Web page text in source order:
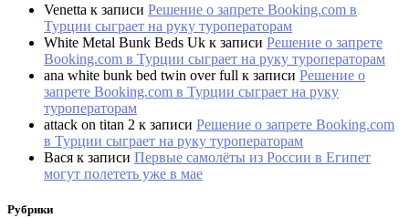
Venetta к записи Решение о запрете Booking.com в
Турции сыграет на руку туроператорам
White Metal Bunk Beds Uk к записи Решение о запрете
Booking.com в Турции сыграет на руку туроператорам
ana white bunk bed twin over full к записи Решение о
запрете Booking.com в Турции сыграет на руку
туроператорам
attack on titan 2 к записи Решение о запрете Booking.com
в Турции сыграет на руку туроператорам
Вася к записи Первые самолёты из России в Египет
могут полететь уже в мае
Рубрики